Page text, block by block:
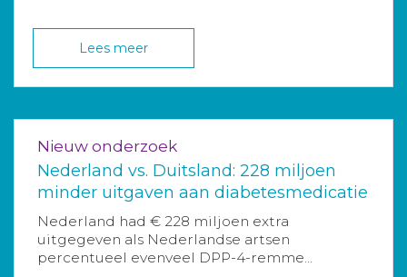
Lees meer
Nieuw onderzoek
Nederland vs. Duitsland: 228 miljoen
minder uitgaven aan diabetesmedicatie
Nederland had € 228 miljoen extra
uitgegeven als Nederlandse artsen
percentueel evenveel DPP-4-remme...